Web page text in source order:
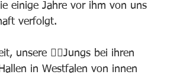
einige Jahre vor ihm von uns
verfolgt.
unsere 🤾‍♂️Jungs bei ihren
in Westfalen von innen